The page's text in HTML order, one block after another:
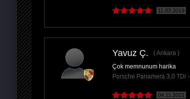
11.03.2019
Yavuz Ç.
Ankara
Çok memnunum harika
Porsche Panamera 3.0 TDi
04.11.2021